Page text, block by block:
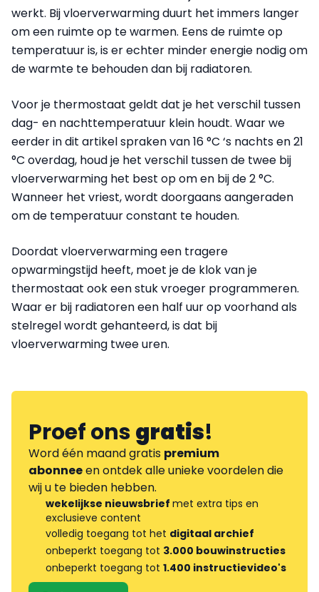
werkt. Bij vloerverwarming duurt het immers langer
om een ruimte op te warmen. Eens de ruimte op
temperatuur is, is er echter minder energie nodig om
de warmte te behouden dan bij radiatoren.
Voor je thermostaat geldt dat je het verschil tussen
dag- en nachttemperatuur klein houdt. Waar we
eerder in dit artikel spraken van 16 °C ‘s nachts en 21
°C overdag, houd je het verschil tussen de twee bij
vloerverwarming het best op om en bij de 2 °C.
Wanneer het vriest, wordt doorgaans aangeraden
om de temperatuur constant te houden.
Doordat vloerverwarming een tragere
opwarmingstijd heeft, moet je de klok van je
thermostaat ook een stuk vroeger programmeren.
Waar er bij radiatoren een half uur op voorhand als
stelregel wordt gehanteerd, is dat bij
vloerverwarming twee uren.
Proef onsgratis!
Word één maand gratis premium
abonneeen ontdek alle unieke voordelen die
wij u te bieden hebben.
wekelijkse nieuwsbrief met extra tips en
exclusieve content
volledig toegang tot het digitaal archief
onbeperkt toegang tot 3.000 bouwinstructies
onbeperkt toegang tot 1.400 instructievideo's